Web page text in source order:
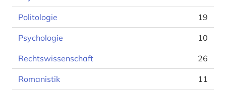
Politologie 19
Psychologie 10
Rechtswissenschaft 26
Romanistik 11